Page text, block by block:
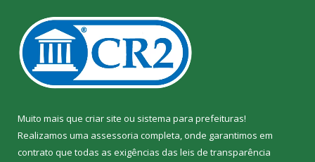
Muito mais que criar site ou sistema para prefeituras!
Realizamos uma assessoria completa, onde garantimos em
contrato que todas as exigências das leis de transparência